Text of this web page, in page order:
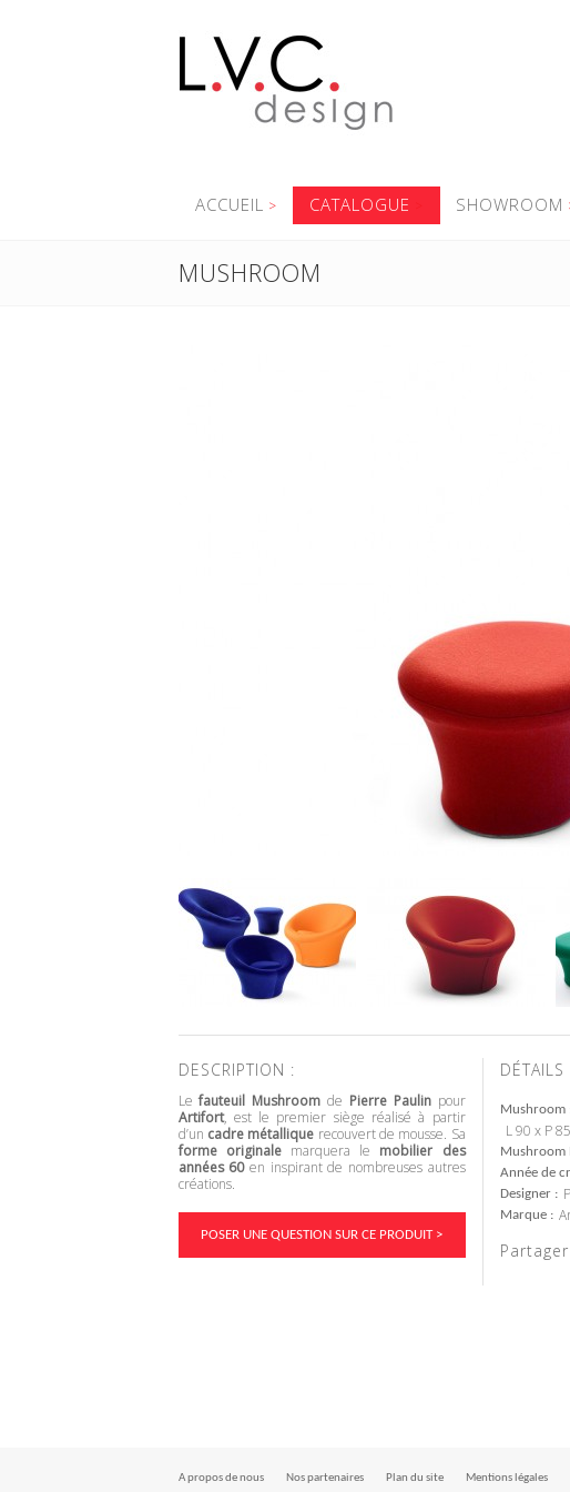
ACCUEIL CATALOGUE SHOWROOM
MUSHROOM
DESCRIPTION :
Lefauteuil Mushroom de Pierre Paulinpour
Artifort, est le premier siège réalisé à partir
d’un cadre métallique recouvert de mousse. Sa
forme originalemarquera le mobilier des
années 60en inspirant de nombreuses autres
créations.
POSER UNE QUESTION SUR CE PRODUIT >
DÉTAILS
Mushroom
L 90 x P
Mushroom
Année de
Designer
Marque
Partager
A propos de nous Nos partenaires Plan du site Mentions légales